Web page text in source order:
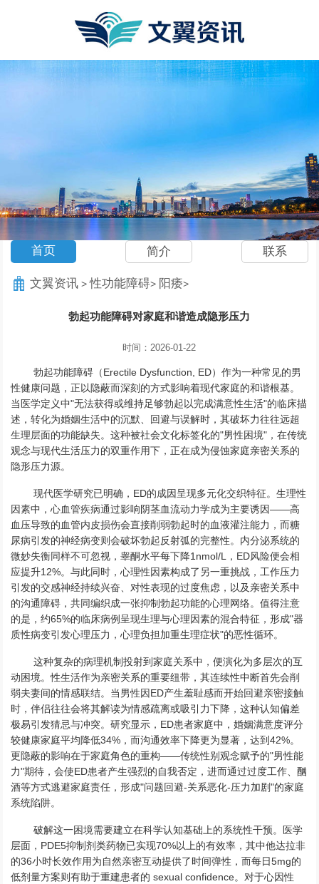
首页 简介 联系
文翼资讯 >性功能障碍> 阳痿>
勃起功能障碍对家庭和谐造成隐形压力
时间：2026-01-22
勃起功能障碍（Erectile Dysfunction, ED）作为一种常见的男
性健康问题，正以隐蔽而深刻的方式影响着现代家庭的和谐根基。
当医学定义中"无法获得或维持足够勃起以完成满意性生活"的临床描
述，转化为婚姻生活中的沉默、回避与误解时，其破坏力往往远超
生理层面的功能缺失。这种被社会文化标签化的"男性困境"，在传统
观念与现代生活压力的双重作用下，正在成为侵蚀家庭亲密关系的
隐形压力源。
现代医学研究已明确，ED的成因呈现多元化交织特征。生理性
因素中，心血管疾病通过影响阴茎血流动力学成为主要诱因——高
血压导致的血管内皮损伤会直接削弱勃起时的血液灌注能力，而糖
尿病引发的神经病变则会破坏勃起反射弧的完整性。内分泌系统的
微妙失衡同样不可忽视，睾酮水平每下降1nmol/L，ED风险便会相
应提升12%。与此同时，心理性因素构成了另一重挑战，工作压力
引发的交感神经持续兴奋、对性表现的过度焦虑，以及亲密关系中
的沟通障碍，共同编织成一张抑制勃起功能的心理网络。值得注意
的是，约65%的临床病例呈现生理与心理因素的混合特征，形成"器
质性病变引发心理压力，心理负担加重生理症状"的恶性循环。
这种复杂的病理机制投射到家庭关系中，便演化为多层次的互
动困境。性生活作为亲密关系的重要纽带，其连续性中断首先会削
弱夫妻间的情感联结。当男性因ED产生羞耻感而开始回避亲密接触
时，伴侣往往会将其解读为情感疏离或吸引力下降，这种认知偏差
极易引发猜忌与冲突。研究显示，ED患者家庭中，婚姻满意度评分
较健康家庭平均降低34%，而沟通效率下降更为显著，达到42%。
更隐蔽的影响在于家庭角色的重构——传统性别观念赋予的"男性能
力"期待，会使ED患者产生强烈的自我否定，进而通过过度工作、酗
酒等方式逃避家庭责任，形成"问题回避-关系恶化-压力加剧"的家庭
系统陷阱。
破解这一困境需要建立在科学认知基础上的系统性干预。医学
层面，PDE5抑制剂类药物已实现70%以上的有效率，其中他达拉非
的36小时长效作用为自然亲密互动提供了时间弹性，而每日5mg的
低剂量方案则有助于重建患者的 sexual confidence。对于心因性